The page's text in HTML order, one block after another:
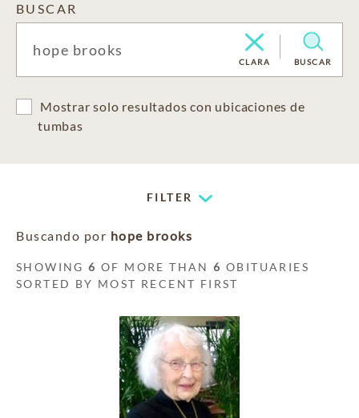
BUSCAR
CLARA BUSCAR
Mostrar solo resultados con ubicaciones de
tumbas
FILTER
Buscando por hope brooks
SHOWING6 OF MORE THAN6 OBITUARIES
SORTED BY MOST RECENT FIRST